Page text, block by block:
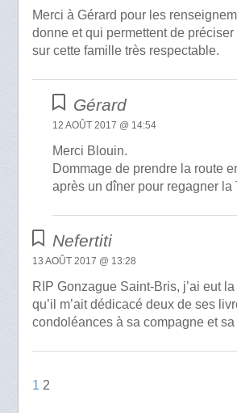
Merci à Gérard pour les
donne et qui permettent de
sur cette famille très respectable.
Gérard
12 AOÛT 2017 @ 14:54
Merci Blouin.
Dommage de prendre la route
après un dîner pour regagner la
Nefertiti
13 AOÛT 2017 @ 13:28
RIP Gonzague Saint-Bris, j’ai eut
qu’il m’ait dédicacé deux de ses
condoléances à sa compagne et
1 2